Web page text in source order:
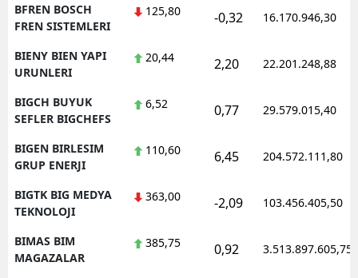
BFREN BOSCH
FREN SISTEMLERI
125,80 -0,32 16.170.946,30
BIENY BIEN YAPI
URUNLERI
20,44 2,20 22.201.248,88
BIGCH BUYUK
SEFLER BIGCHEFS
6,52 0,77 29.579.015,40
BIGEN BIRLESIM
GRUP ENERJI
110,60 6,45 204.572.111,80
BIGTK BIG MEDYA
TEKNOLOJI
363,00 -2,09 103.456.405,50
BIMAS BIM
MAGAZALAR
385,75 0,92 3.513.897.605,75